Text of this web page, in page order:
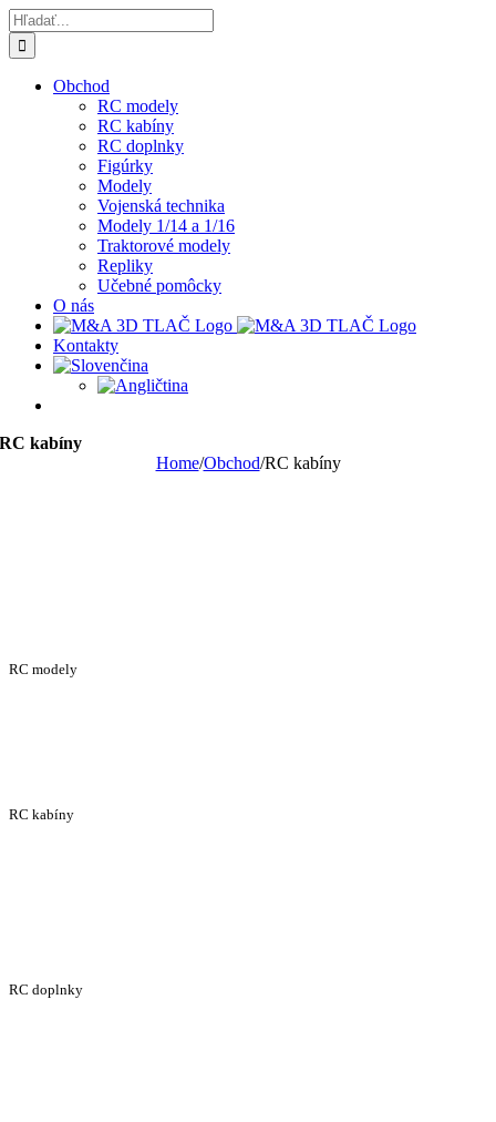
Skip
to
content
Hľadať:
Obchod
RC modely
RC kabíny
RC doplnky
Figúrky
Modely
Vojenská technika
Modely 1/14 a 1/16
Traktorové modely
Repliky
Učebné pomôcky
O nás
Kontakty
RC kabíny
Home/Obchod/RC kabíny
RC modely
RC kabíny
RC doplnky